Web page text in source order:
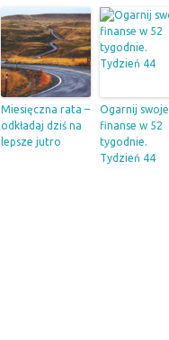
Miesięczna rata –
odkładaj dziś na
lepsze jutro
Ogarnij swoje
finanse w 52
tygodnie.
Tydzień 44